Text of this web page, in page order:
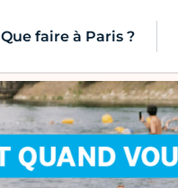
Que faire à Paris ?